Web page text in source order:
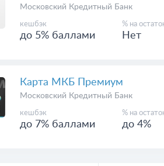
Московский Кредитный Банк
кешбэк
до 5% баллами
% на
Нет
Карта МКБ Премиум
Московский Кредитный Банк
кешбэк
до 7% баллами
% на
до 4%